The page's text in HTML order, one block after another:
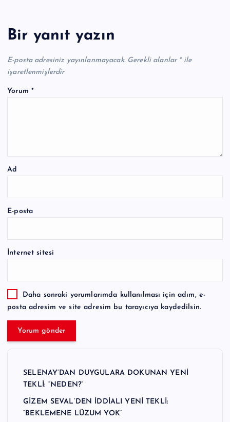
Bir yanıt yazın
E-posta adresiniz yayınlanmayacak. Gerekli alanlar *ile
işaretlenmişlerdir
Yorum *
Ad
E-posta
İnternet sitesi
Daha sonraki yorumlarımda kullanılması için adım, e-
posta adresim ve site adresim bu tarayıcıya kaydedilsin.
SELENAY’DAN DUYGULARA DOKUNAN YENİ
TEKLİ: “NEDEN?”
GİZEM SEVAL’DEN İDDİALI YENİ TEKLİ:
“BEKLEMENE LÜZUM YOK”